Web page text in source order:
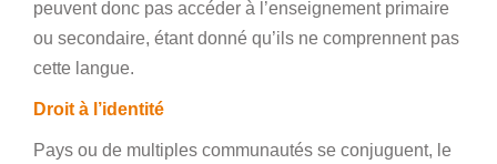
peuvent donc pas accéder à l’enseignement primaire
ou secondaire, étant donné qu’ils ne comprennent pas
cette langue.
Droit à l’identité
Pays ou de multiples communautés se conjuguent, le